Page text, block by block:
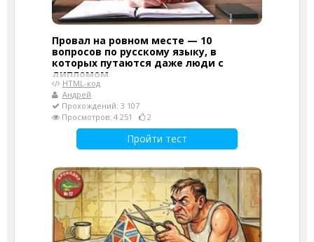
Провал на ровном месте — 10
вопросов по русскому языку, в
которых путаются даже люди с
дипломом
HTML-код
Андрей
Прохождений: 3 107
Просмотров: 4 251
2
Пройти тест